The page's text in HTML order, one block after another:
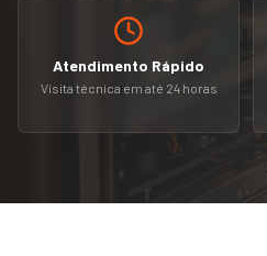
Atendimento Rápido
Visita técnica em até 24 horas